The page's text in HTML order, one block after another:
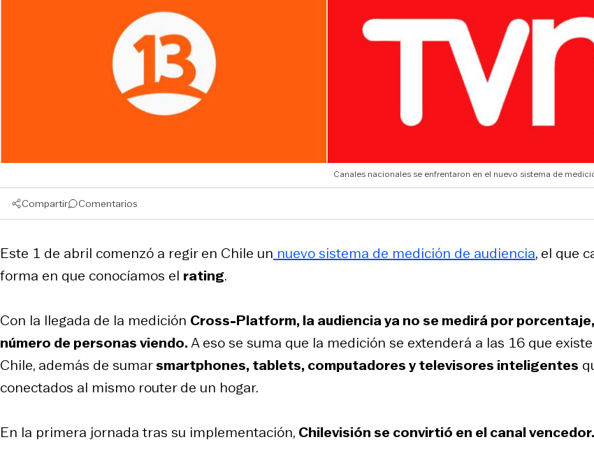
Canales nacionales se enfrentaron en el nuevo sistema de
Compartir Comentarios
Este 1 de abril comenzó a regir en Chile un nuevo sistema de medición de audiencia, el que
forma en que conocíamos el rating.
Con la llegada de la medición Cross-Platform, la audiencia ya no se medirá por
número de personas viendo.A eso se suma que la medición se extenderá a las 16 que
Chile, además de sumarsmartphones,tablets, computadores y televisores inteligentes
conectados al mismo router de un hogar.
En la primera jornada tras su implementación, Chilevisión se convirtió en el canal vencedor.